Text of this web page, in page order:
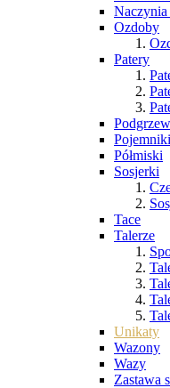
Naczynia
Ozdoby
Patery
Pojemniki
Półmiski
Sosjerki
Tace
Talerze
Unikaty
Wazony
Wazy
Zastawa